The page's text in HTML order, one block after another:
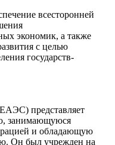
всесторонней
экономик, а также
с целью
государств-
представляет
занимающуюся
и обладающую
Он был учрежден на